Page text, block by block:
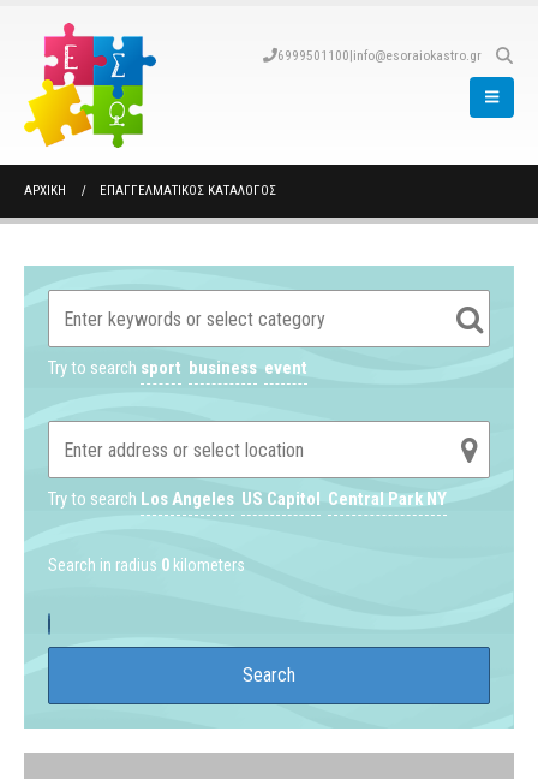
6999501100|info@esoraiokastro.gr
ΑΡΧΙΚΉ ΕΠΑΓΓΕΛΜΑΤΙΚΌΣ ΚΑΤΆΛΟΓΟΣ
Try to search sport business event
Try to search Los Angeles US Capitol Central Park NY
Search in radius 0 kilometers